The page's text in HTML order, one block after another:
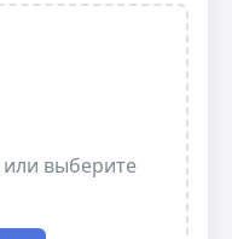
выберите